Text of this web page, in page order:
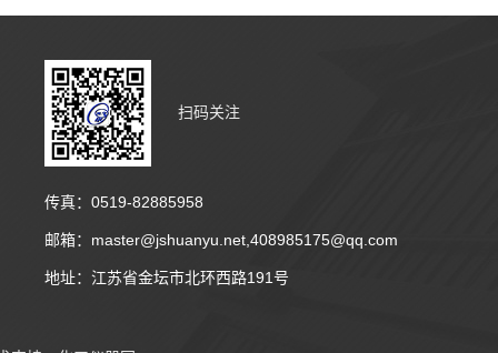
扫码关注
传真：0519-82885958
邮箱：master@jshuanyu.net,408985175@qq.com
地址：江苏省金坛市北环西路191号